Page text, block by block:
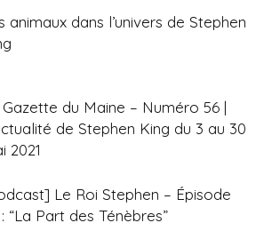
animaux dans l’univers de Stephen
Gazette du Maine – Numéro 56 |
de Stephen King du 3 au 30
2021
Le Roi Stephen – Épisode
“La Part des Ténèbres”